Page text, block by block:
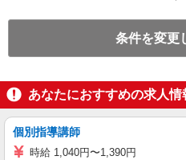
条件を変更
あなたにおすすめの求人情
個別指導講師
時給 1,040円〜1,390円